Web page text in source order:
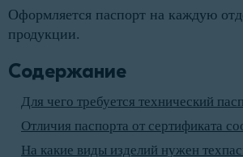
Оформляется паспорт на каждую
продукции.
Содержание
Для чего требуется технический
Отличия паспорта от сертификата
На какие виды изделий нужен